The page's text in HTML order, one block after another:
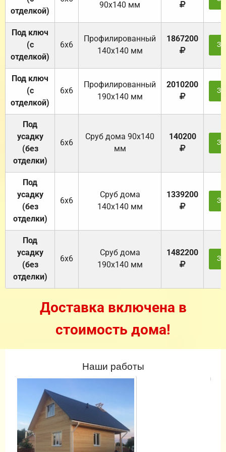
отделкой)
90х140 мм
Под ключ
(с
отделкой)
6х6
Профилированный
140х140 мм
1867200
Под ключ
(с
отделкой)
6х6
Профилированный
190х140 мм
2010200
Под
усадку
(без
отделки)
6х6
Cруб дома 90x140
мм
140200
Под
усадку
(без
отделки)
6х6
Cруб дома
140х140 мм
1339200
Под
усадку
(без
отделки)
6х6
Cруб дома
190х140 мм
1482200
Доставка включена в
стоимость дома!
Наши работы